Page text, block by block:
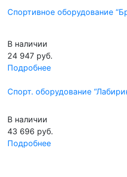
Спортивное оборудование
В наличии
24 947 руб.
Подробнее
Спорт. оборудование
В наличии
43 696 руб.
Подробнее